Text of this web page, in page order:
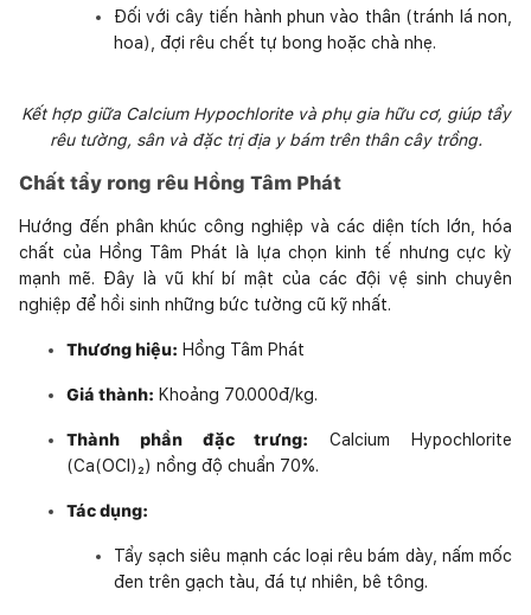
Đối với cây tiến hành phun vào thân (tránh lá non,
hoa), đợi rêu chết tự bong hoặc chà nhẹ.
Kết hợp giữa Calcium Hypochlorite và phụ gia hữu cơ, giúp tẩy
rêu tường, sân và đặc trị địa y bám trên thân cây trồng.
Chất tẩy rong rêu Hồng Tâm Phát
Hướng đến phân khúc công nghiệp và các diện tích lớn, hóa
chất của Hồng Tâm Phát là lựa chọn kinh tế nhưng cực kỳ
mạnh mẽ. Đây là vũ khí bí mật của các đội vệ sinh chuyên
nghiệp để hồi sinh những bức tường cũ kỹ nhất.
Thương hiệu: Hồng Tâm Phát
Giá thành: Khoảng 70.000đ/kg.
Thành phần đặc trưng: Calcium Hypochlorite
(Ca(OCl)₂) nồng độ chuẩn 70%.
Tác dụng:
Tẩy sạch siêu mạnh các loại rêu bám dày, nấm mốc
đen trên gạch tàu, đá tự nhiên, bê tông.